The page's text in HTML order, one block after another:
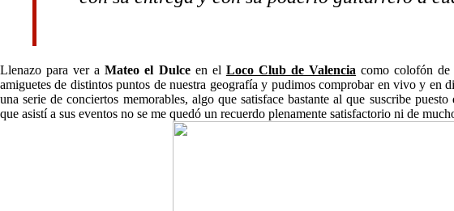
Llenazo para ver aMateo el Dulceen el Loco Club de Valencia como colofón
amiguetes de distintos puntos de nuestra geografía y pudimos comprobar en vivo y en
una serie de conciertos memorables, algo que satisface bastante al que suscribe
que asistí a sus eventos no se me quedó un recuerdo plenamente satisfactorio ni de